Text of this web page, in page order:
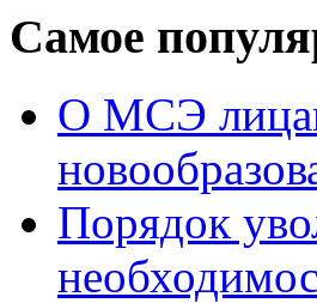
Самое
О МСЭ
Порядок